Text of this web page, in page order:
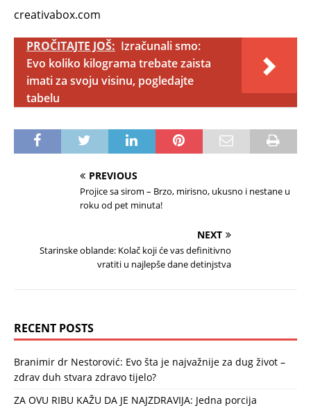
creativabox.com
PROČITAJTE JOŠ: Izračunali smo:
Evo koliko kilograma trebate zaista
imati za svoju visinu, pogledajte
tabelu
PREVIOUS
Projice sa sirom – Brzo, mirisno, ukusno i nestane u
roku od pet minuta!
NEXT
Starinske oblande: Kolač koji će vas definitivno
vratiti u najlepše dane detinjstva
RECENT POSTS
Branimir dr Nestorović: Evo šta je najvažnije za dug život –
zdrav duh stvara zdravo tijelo?
ZA OVU RIBU KAŽU DA JE NAJZDRAVIJA: Jedna porcija